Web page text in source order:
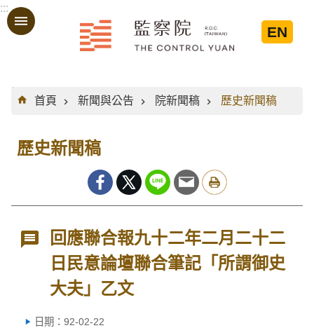
跳到主要內容區塊
:::
EN
:::
首頁
新聞與公告 院新聞稿 歷史新聞稿
歷史新聞稿
回應聯合報九十二年二月二十二
日民意論壇聯合筆記「所謂御史
大夫」乙文
日期：92-02-22